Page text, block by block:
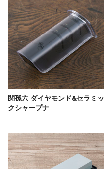
関孫六 ダイヤモンド&セラミッ
クシャープナ